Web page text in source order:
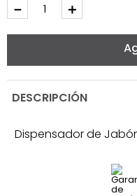
＋
－
DESCRIPCIÓN
Dispensador de